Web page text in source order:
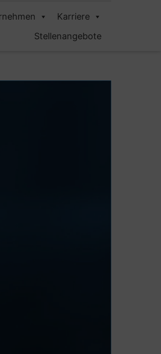
Karriere
Stellenangebote